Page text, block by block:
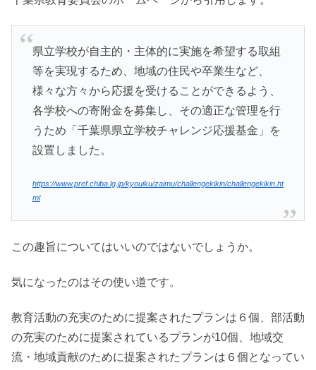
県立学校が自主的・主体的に実施を希望する取組
等を実現するため、地域の住民や卒業生など、
様々な方々から応援を受けることができるよう、
各学校への寄附金を募集し、その適正な管理を行
うため「千葉県県立学校チャレンジ応援基金」を
設置しました。
https://www.pref.chiba.lg.jp/kyouiku/zaimu/challengekikin/challengekikin.ht
ml
この趣旨についてはいいのではないでしょうか。
気になったのはその使い道です。
教育活動の充実のために提案されたプランは６個、部活動
の充実のために提案されているプランが10個、地域交
流・地域貢献のために提案されたプランは６個となってい